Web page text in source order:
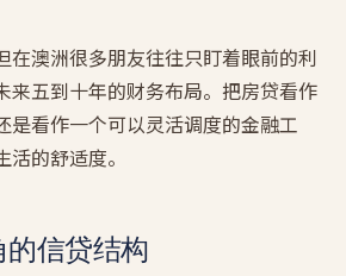
在澳洲很多朋友往往只盯着眼前的利
来五到十年的财务布局。把房贷看作
是看作一个可以灵活调度的金融工
的舒适度。
信贷结构